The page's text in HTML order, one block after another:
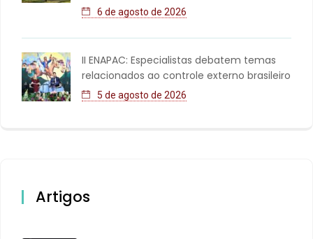
6 de agosto de 2026
II ENAPAC: Especialistas debatem temas
relacionados ao controle externo brasileiro
5 de agosto de 2026
Artigos